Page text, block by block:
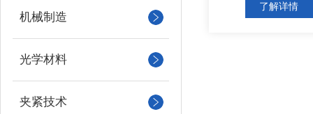
机械制造
光学材料
夹紧技术
了解详情